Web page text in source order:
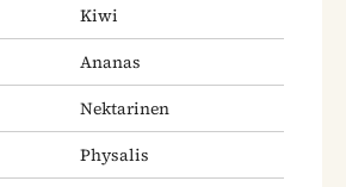
Kiwi
Ananas
Nektarinen
Physalis